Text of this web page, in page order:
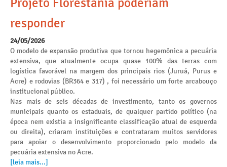
Projeto Florestania poderiam
responder
24/05/2026
O modelo de expansão produtiva que tornou hegemônica a pecuária
extensiva, que atualmente ocupa quase 100% das terras com
logística favorável na margem dos principais rios (Juruá, Purus e
Acre) e rodovias (BR364 e 317) , foi necessário um forte arcabouço
institucional público.
Nas mais de seis décadas de investimento, tanto os governos
municipais quanto os estaduais, de qualquer partido político (na
época nem existia a insignificante classificação atual de esquerda
ou direita), criaram instituições e contrataram muitos servidores
para apoiar o desenvolvimento proporcionado pelo modelo da
pecuária extensiva no Acre.
[leia mais...]